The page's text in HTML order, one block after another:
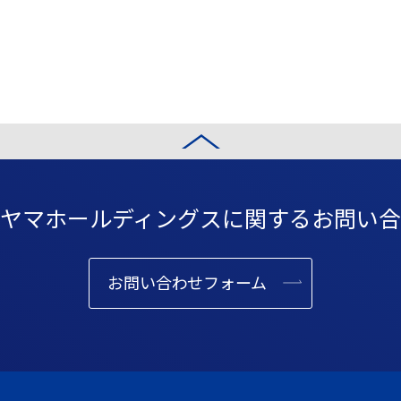
マホールディングスに関するお問い
お問い合わせフォーム